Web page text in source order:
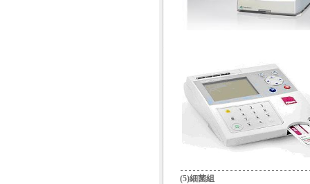
(5)細菌組